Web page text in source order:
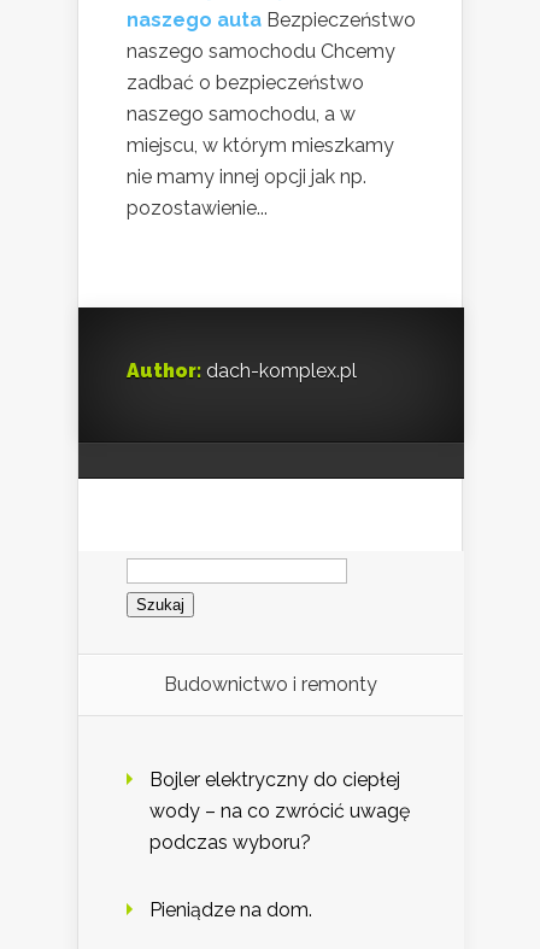
naszego auta Bezpieczeństwo
naszego samochodu Chcemy
zadbać o bezpieczeństwo
naszego samochodu, a w
miejscu, w którym mieszkamy
nie mamy innej opcji jak np.
pozostawienie...
Author: dach-komplex.pl
Szukaj:
Budownictwo i remonty
Bojler elektryczny do ciepłej
wody – na co zwrócić uwagę
podczas wyboru?
Pieniądze na dom.